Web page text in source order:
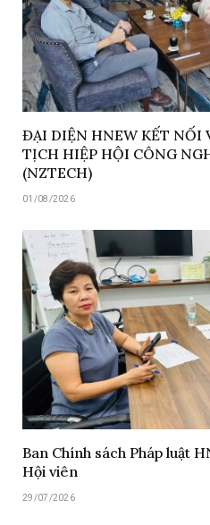
ĐẠI DIỆN HNEW KẾT NỐI
TỊCH HIỆP HỘI CÔNG
(NZTECH)
01/08/2026
Ban Chính sách Pháp luật
Hội viên
29/07/2026